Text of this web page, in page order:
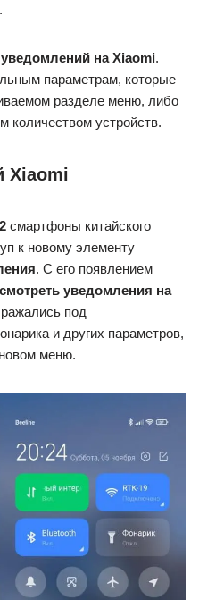
уведомлений на Xiaomi.
параметрам, которые
разделе меню, либо
количеством устройств.
Xiaomi
смартфоны китайского
к новому элементу
. С его появлением
уведомления на
под
и других параметров,
меню.